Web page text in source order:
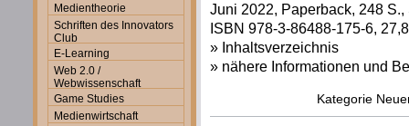
Medientheorie
Schriften des Innovators
Club
E-Learning
Web 2.0 /
Webwissenschaft
Game Studies
Medienwirtschaft
Juni 2022, Paperback, 248 S.,
ISBN 978-3-86488-175-6,
» Inhaltsverzeichnis
» nähere Informationen und
Kategorie